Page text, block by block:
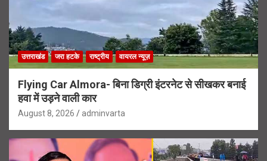
उत्तराखंड जरा हटके राष्ट्रीय वायरल न्यूज़
Flying Car Almora- बिना डिग्री इंटरनेट से सीखकर बनाई
हवा में उड़ने वाली कार
August 8, 2026 adminvarta